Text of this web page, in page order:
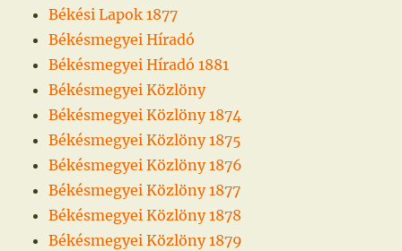
Békési Lapok 1877
Békésmegyei Híradó
Békésmegyei Híradó 1881
Békésmegyei Közlöny
Békésmegyei Közlöny 1874
Békésmegyei Közlöny 1875
Békésmegyei Közlöny 1876
Békésmegyei Közlöny 1877
Békésmegyei Közlöny 1878
Békésmegyei Közlöny 1879